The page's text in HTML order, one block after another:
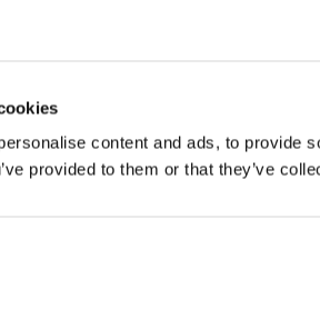
content and ads, to provide
provided to them or that they’ve